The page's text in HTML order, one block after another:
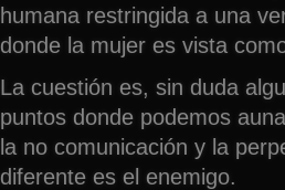
humana restringida a una
donde la mujer es vista
La cuestión es, sin duda
puntos donde podemos
la no comunicación y la
diferente es el enemigo.